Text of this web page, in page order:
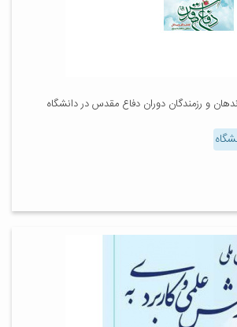
و رزمندگان دوران دفاع مقدس در دانشگاه